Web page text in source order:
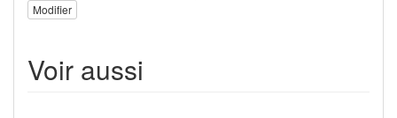
Modifier
Voir aussi